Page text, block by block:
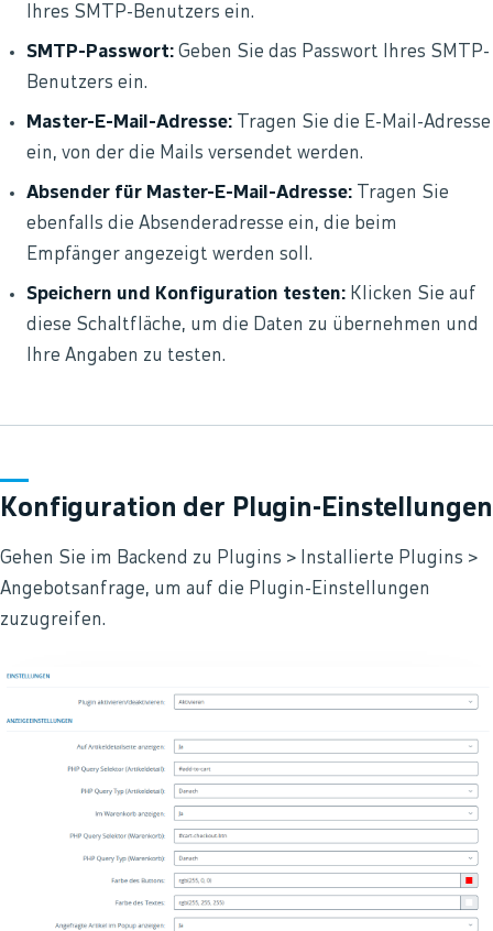
Ihres SMTP-Benutzers ein.
SMTP-Passwort: Geben Sie das Passwort Ihres SMTP-
Benutzers ein.
Master-E-Mail-Adresse: Tragen Sie die E-Mail-Adresse
ein, von der die Mails versendet werden.
Absender für Master-E-Mail-Adresse: Tragen Sie
ebenfalls die Absenderadresse ein, die beim
Empfänger angezeigt werden soll.
Speichern und Konfiguration testen: Klicken Sie auf
diese Schaltfläche, um die Daten zu übernehmen und
Ihre Angaben zu testen.
Konfiguration der Plugin-Einstellungen
Gehen Sie im Backend zu Plugins > Installierte Plugins >
Angebotsanfrage, um auf die Plugin-Einstellungen
zuzugreifen.